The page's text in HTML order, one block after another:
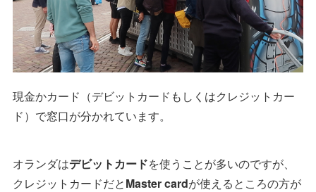
現金かカード（デビットカードもしくはクレジットカー
ド）で窓口が分かれています。
オランダはデビットカードを使うことが多いのですが、
クレジットカードだとMaster cardが使えるところの方が